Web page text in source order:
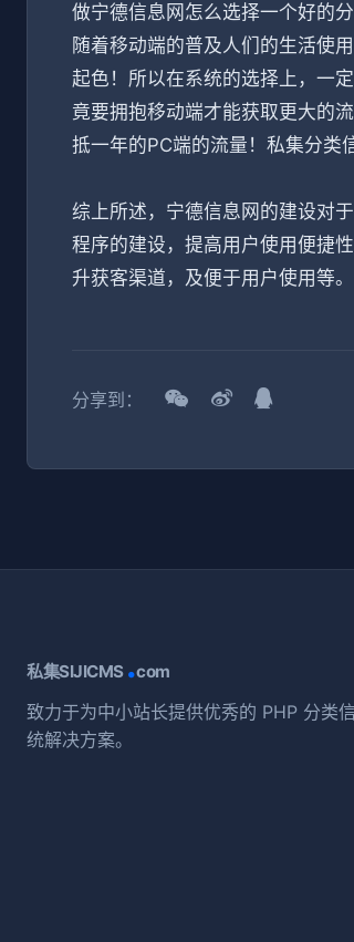
做宁德信息网怎么选择一个好的分
随着移动端的普及人们的生活使
起色！所以在系统的选择上，一
竟要拥抱移动端才能获取更大的
抵一年的PC端的流量！私集分类
综上所述，宁德信息网的建设对
程序的建设，提高用户使用便捷
升获客渠道，及便于用户使用等
分享到：
私集SIJICMS .com
致力于为中小站长提供优秀的 PHP 分类
统解决方案。